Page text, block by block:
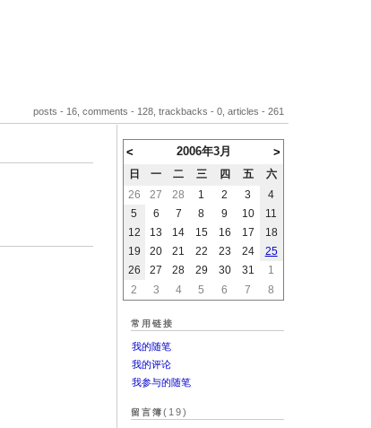
posts - 16, comments - 128, trackbacks - 0, articles - 261
< 2006年3月 >
日 一 二 三 四 五
六
26
27 28 1 2 3
4
5
6 7 8 9 10
11
12
13 14 15 16 17
18
19
20 21 22 23 24
25
26
27 28 29 30 31
1
2
3 4 5 6 7 8
常用链接
我的随笔
我的评论
我参与的随笔
留言簿(19)